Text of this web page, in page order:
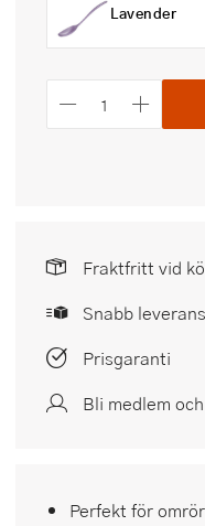
Lavender
Fraktfritt vid
Snabb leverans
Prisgaranti
Bli medlem
Perfekt för